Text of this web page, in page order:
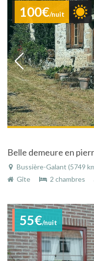
100€/nuit
Belle demeure en
Bussière-Galant (5749 km),
Gîte
2 chambres
55€/nuit